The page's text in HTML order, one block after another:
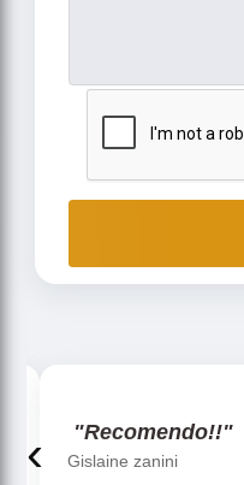
"Recomendo!!"
Gislaine zanini
‹